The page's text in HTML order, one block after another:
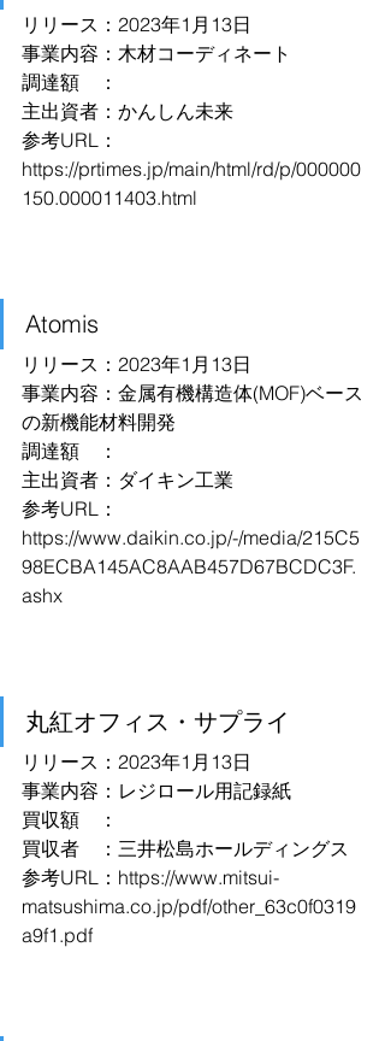
リリース：2023年1月13日
事業内容：木材コーディネート
調達額　：
主出資者：かんしん未来
参考URL：
https://prtimes.jp/main/html/rd/p/000000
150.000011403.html
Atomis
リリース：2023年1月13日
事業内容：金属有機構造体(MOF)ベース
の新機能材料開発
調達額　：
主出資者：ダイキン工業
参考URL：
https://www.daikin.co.jp/-/media/215C5
98ECBA145AC8AAB457D67BCDC3F.
ashx
丸紅オフィス・サプライ
リリース：2023年1月13日
事業内容：レジロール用記録紙
買収額　：
買収者　：三井松島ホールディングス
参考URL： https://www.mitsui-
matsushima.co.jp/pdf/other_63c0f0319
a9f1.pdf